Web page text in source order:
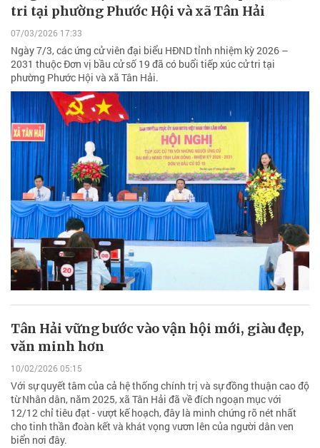
tri tại phường Phước Hội và xã Tân Hải
07/03/2026 17:33
Ngày 7/3, các ứng cử viên đại biểu HĐND tỉnh nhiệm kỳ 2026 –
2031 thuộc Đơn vị bầu cử số 19 đã có buổi tiếp xúc cử tri tại
phường Phước Hội và xã Tân Hải.
Tân Hải vững bước vào vận hội mới, giàu đẹp,
văn minh hơn
10/02/2026 05:15
Với sự quyết tâm của cả hệ thống chính trị và sự đồng thuận cao độ
từ Nhân dân, năm 2025, xã Tân Hải đã về đích ngoạn mục với
12/12 chỉ tiêu đạt - vượt kế hoạch, đây là minh chứng rõ nét nhất
cho tinh thần đoàn kết và khát vọng vươn lên của người dân ven
biển nơi đây.